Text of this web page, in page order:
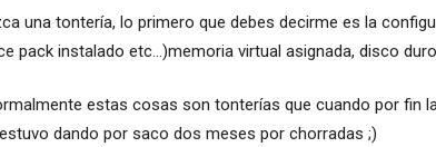
una tontería, lo primero que debes decirme es la
pack instalado etc...)memoria virtual asignada, disco
estas cosas son tonterías que cuando por fin
dando por saco dos meses por chorradas ;)